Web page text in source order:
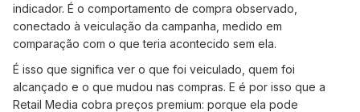
indicador. É o comportamento de compra observado,
conectado à veiculação da campanha, medido em
comparação com o que teria acontecido sem ela.
É isso que significa ver o que foi veiculado, quem foi
alcançado e o que mudou nas compras. E é por isso que a
Retail Media cobra preços premium: porque ela pode